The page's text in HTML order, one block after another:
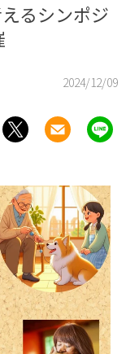
るシンポジ
2024/12/09